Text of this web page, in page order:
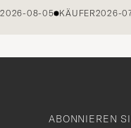
08-05 KÄUFER2026-07-27
ABONNIEREN